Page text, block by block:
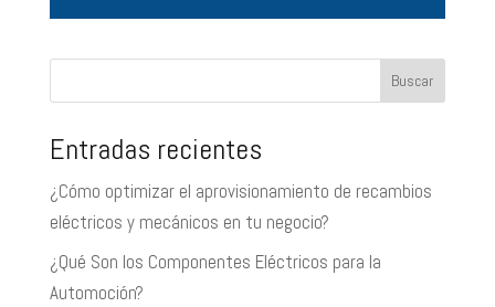
Buscar
Entradas recientes
¿Cómo optimizar el aprovisionamiento de recambios
eléctricos y mecánicos en tu negocio?
¿Qué Son los Componentes Eléctricos para la
Automoción?